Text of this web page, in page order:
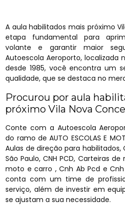
A aula habilitados mais próximo
etapa fundamental para
volante e garantir maior
Autoescola Aeroporto, localizada
desde 1985, você encontra um
qualidade, que se destaca no
Procurou por aula
próximo Vila Nova
Conte com a Autoescola
do ramo de AUTO ESCOLAS E
Aulas de direção para habilitados,
São Paulo, CNH PCD, Carteiras
moto e carro , Cnh Ab Pcd e
conta com um time de
serviço, além de investir em
se ajustam a sua necessidade.